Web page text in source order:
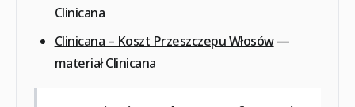
Clinicana
Clinicana – Koszt Przeszczepu Włosów—
materiał Clinicana